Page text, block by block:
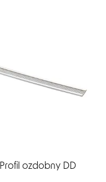
Profil ozdobny DD